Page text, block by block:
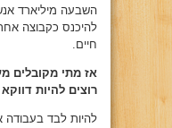
השבעה מיליארד
להיכנס כקבוצה
חיים.
אז מתי מקובלים
רוצים להיות
להיות לבד